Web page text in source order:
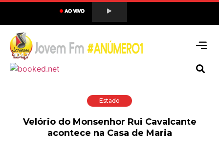
Estado
Velório do Monsenhor Rui Cavalcante
acontece na Casa de Maria